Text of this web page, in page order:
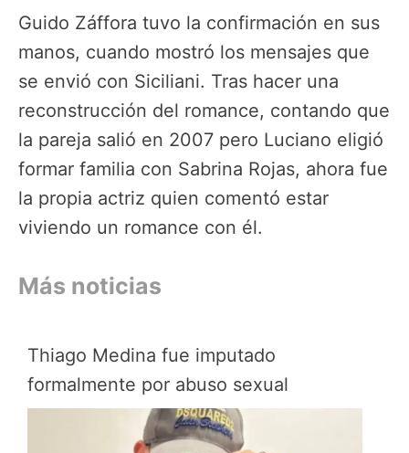
Guido Záffora tuvo la confirmación en sus
manos, cuando mostró los mensajes que
se envió con Siciliani. Tras hacer una
reconstrucción del romance, contando que
la pareja salió en 2007 pero Luciano eligió
formar familia con Sabrina Rojas, ahora fue
la propia actriz quien comentó estar
viviendo un romance con él.
Más noticias
Thiago Medina fue imputado
formalmente por abuso sexual